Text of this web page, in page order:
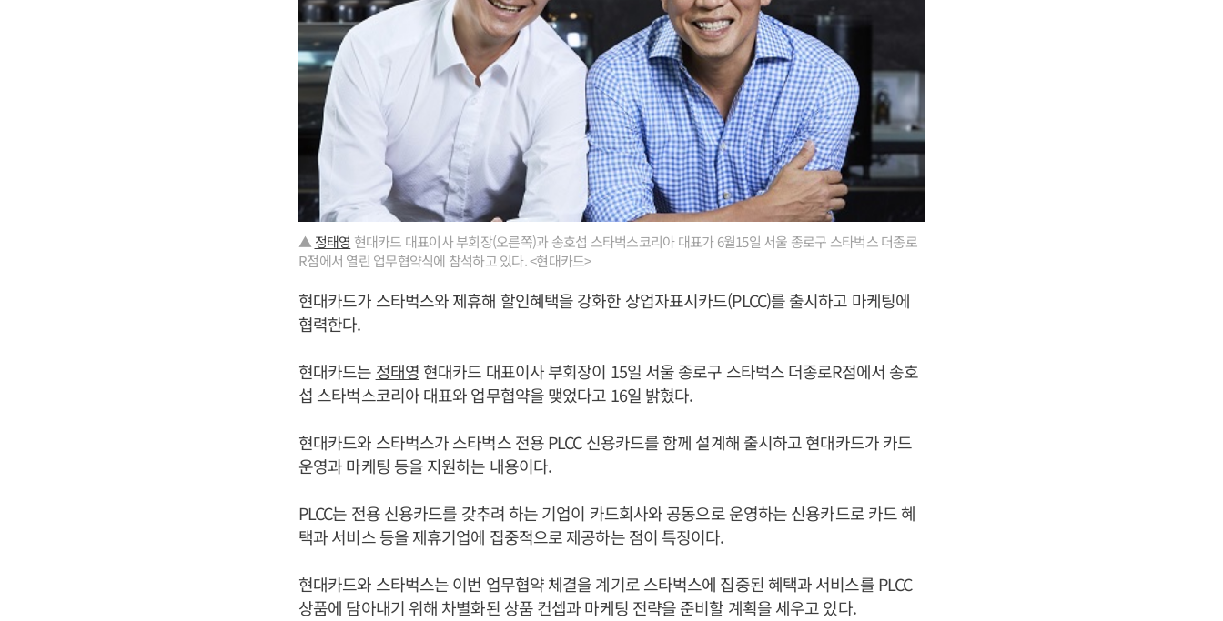
▲정태영 현대카드 대표이사 부회장(오른쪽)과 송호섭 스타벅스코리아 대표가 6월15일 서울 종로구 스타벅스 더종로
R점에서 열린 업무협약식에 참석하고 있다. <현대카드>
현대카드가 스타벅스와 제휴해 할인혜택을 강화한 상업자표시카드(PLCC)를 출시하고 마케팅에
협력한다.
현대카드는 정태영 현대카드 대표이사 부회장이 15일 서울 종로구 스타벅스 더종로R점에서 송호
섭 스타벅스코리아 대표와 업무협약을 맺었다고 16일 밝혔다.
현대카드와 스타벅스가 스타벅스 전용 PLCC 신용카드를 함께 설계해 출시하고 현대카드가 카드
운영과 마케팅 등을 지원하는 내용이다.
PLCC는 전용 신용카드를 갖추려 하는 기업이 카드회사와 공동으로 운영하는 신용카드로 카드 혜
택과 서비스 등을 제휴기업에 집중적으로 제공하는 점이 특징이다.
현대카드와 스타벅스는 이번 업무협약 체결을 계기로 스타벅스에 집중된 혜택과 서비스를 PLCC
상품에 담아내기 위해 차별화된 상품 컨셉과 마케팅 전략을 준비할 계획을 세우고 있다.